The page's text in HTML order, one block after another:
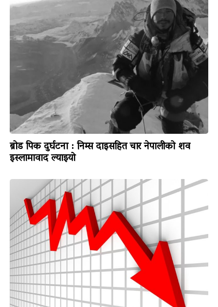
ब्रोड पिक दुर्घटना : निम्स दाइसहित चार नेपालीको शव
इस्लामावाद ल्याइयो